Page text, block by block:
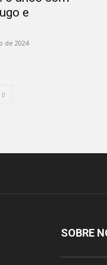
e
de 2024
SOBRE